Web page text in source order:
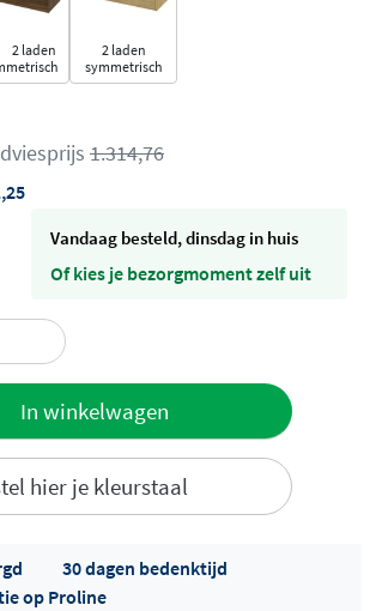
2 laden
2 laden
symmetrisch
1.314,76
vandaag besteld, dinsdag in huis
Of kies je bezorgmoment zelf uit
In winkelwagen
hier je kleurstaal
30 dagen bedenktijd
op Proline